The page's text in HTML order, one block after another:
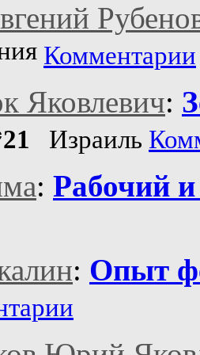
Комментарии
Яковлевич:
Израиль
: Рабочий
: Опыт